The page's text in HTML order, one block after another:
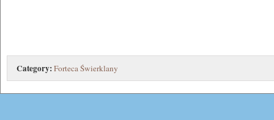
Category:Forteca Świerklany